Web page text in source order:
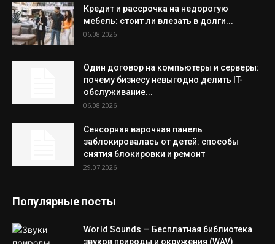
Кредит и рассрочка на недорогую
мебель: стоит ли влезать в долги...
06.08.2026
Один договор на компьютеры и серверы:
почему бизнесу невыгодно делить IT-
обслуживание...
06.08.2026
Сенсорная варочная панель
заблокировалась от детей: способы
снятия блокировки и ремонт
29.07.2026
Популярные посты
World Sounds — Бесплатная библиотека
звуков природы и окружения (WAV)